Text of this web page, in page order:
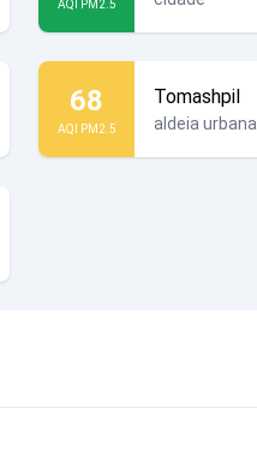
AQI PM2.5
68
AQI PM2.5
Tomashpil
aldeia urbana